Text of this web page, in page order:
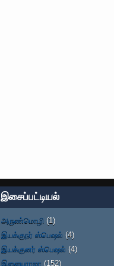
இசைப்பட்டியல்
அருண்மொழி (1)
இயக்குநர் ஸ்பெஷல் (4)
இயக்குனர் ஸ்பெஷல் (4)
இளையராஜா (152)